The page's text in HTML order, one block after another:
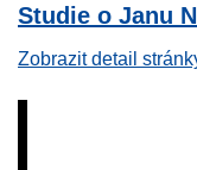
Studie o Janu
Zobrazit detail